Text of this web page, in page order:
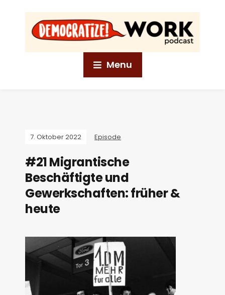
Menu
7. Oktober 2022 Episode
#21 Migrantische
Beschäftigte und
Gewerkschaften: früher &
heute